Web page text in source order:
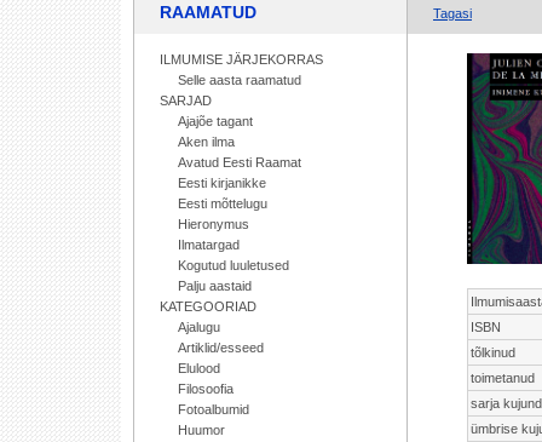
RAAMATUD
ILMUMISE JÄRJEKORRAS
Selle aasta raamatud
SARJAD
Ajajõe tagant
Aken ilma
Avatud Eesti Raamat
Eesti kirjanikke
Eesti mõttelugu
Hieronymus
Ilmatargad
Kogutud luuletused
Palju aastaid
KATEGOORIAD
Ajalugu
Artiklid/esseed
Elulood
Filosoofia
Fotoalbumid
Huumor
Tagasi
ISBN
tõlkinud
toimetanud
sarja
ümbrise